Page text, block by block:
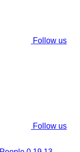
Follow us
Follow us